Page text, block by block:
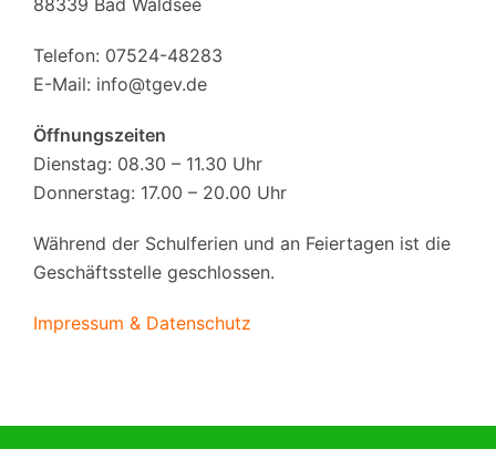
Telefon: 07524-48283
E-Mail: info@tgev.de
Öffnungszeiten
Dienstag: 08.30 – 11.30 Uhr
Donnerstag: 17.00 – 20.00 Uhr
Während der Schulferien und an Feiertagen ist die
Geschäftsstelle geschlossen.
Impressum & Datenschutz